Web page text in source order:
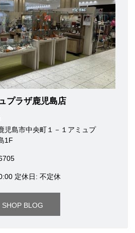
プラザ鹿児島店
児島市中央町１－１アミュプ
1F
定休日: 不定休
SHOP BLOG